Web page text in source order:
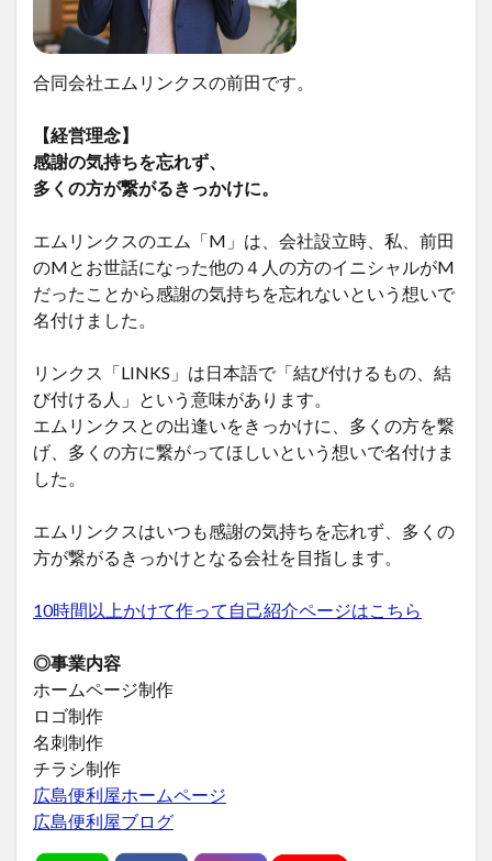
合同会社エムリンクスの前田です。
【経営理念】
感謝の気持ちを忘れず、
多くの方が繋がるきっかけに。
エムリンクスのエム「M」は、会社設立時、私、前田
のMとお世話になった他の４人の方のイニシャルがM
だったことから感謝の気持ちを忘れないという想いで
名付けました。
リンクス「LINKS」は日本語で「結び付けるもの、結
び付ける人」という意味があります。
エムリンクスとの出逢いをきっかけに、多くの方を繋
げ、多くの方に繋がってほしいという想いで名付けま
した。
エムリンクスはいつも感謝の気持ちを忘れず、多くの
方が繋がるきっかけとなる会社を目指します。
10時間以上かけて作って自己紹介ページはこちら
◎事業内容
ホームページ制作
ロゴ制作
名刺制作
チラシ制作
広島便利屋ホームページ
広島便利屋ブログ